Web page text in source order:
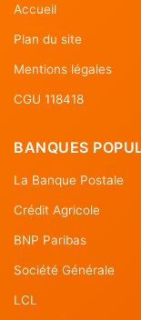
Accueil
Plan du site
Mentions légales
CGU 118418
BANQUES
La Banque Postale
Crédit Agricole
BNP Paribas
Société Générale
LCL